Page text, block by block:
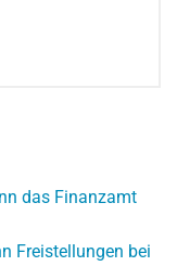
das Finanzamt
Freistellungen bei